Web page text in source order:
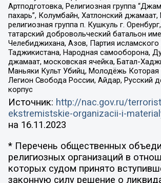
Артподготовка, Религиозная группа
пахарь”, Колумбайн, Хатлонский
религиозная группа п. Кушкуль г.
татарский добровольческий батальон
Челебиджихана, Азов, Партия
Таджикистана, Народная самооборона,
джамаат, московская ячейка, Батал-
Маньяки Культ Убийц, Молодёжь Которая
Легион Свобода России, Айдар, Русский
корпус
Источник: http://nac.gov.ru/
ekstremistskie-organizacii-i-
на 16.11.2023
* Перечень общественных
религиозных организаций в
которых судом принято
законную силу решение о